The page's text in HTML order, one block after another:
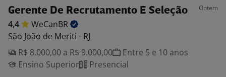
Gerente De Recrutamento E Seleção Ontem
4,4
WeCanBR
São João de Meriti - RJ
R$ 8.000,00 a R$ 9.000,00
Entre 5 e 10 anos
Ensino Superior
Presencial